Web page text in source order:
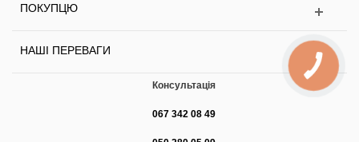
ПОКУПЦЮ
НАШІ ПЕРЕВАГИ
Консультація
067 342 08 49
КНОПКА
ЗВ'ЯЗКУ